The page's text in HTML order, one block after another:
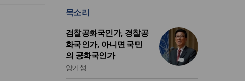
목소리
검찰공화국인가, 경찰공
화국인가, 아니면 국민
의 공화국인가
양기성